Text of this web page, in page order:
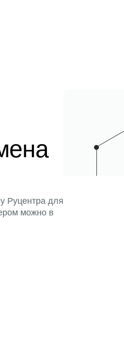
Руцентра для
можно в